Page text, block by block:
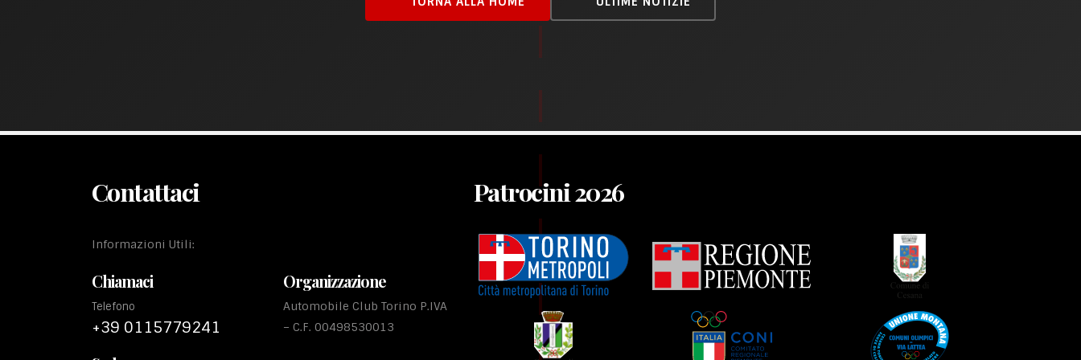
Contattaci Patrocini 2026
Informazioni Utili:
Chiamaci
Telefono
+39 0115779241
Organizzazione
Automobile Club Torino P.IVA
– C.F. 00498530013